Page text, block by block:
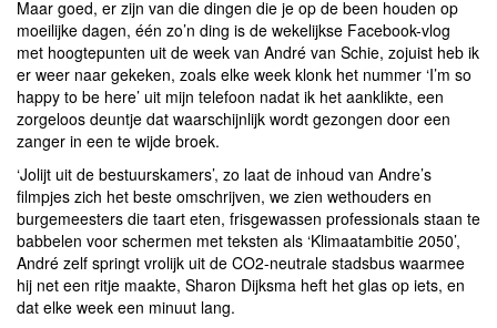
Maar goed, er zijn van die dingen die je op de been houden op
moeilijke dagen, één zo’n ding is de wekelijkse Facebook-vlog
met hoogtepunten uit de week van André van Schie, zojuist heb ik
er weer naar gekeken, zoals elke week klonk het nummer ‘I’m so
happy to be here’ uit mijn telefoon nadat ik het aanklikte, een
zorgeloos deuntje dat waarschijnlijk wordt gezongen door een
zanger in een te wijde broek.
‘Jolijt uit de bestuurskamers’, zo laat de inhoud van Andre’s
filmpjes zich het beste omschrijven, we zien wethouders en
burgemeesters die taart eten, frisgewassen professionals staan te
babbelen voor schermen met teksten als ‘Klimaatambitie 2050’,
André zelf springt vrolijk uit de CO2-neutrale stadsbus waarmee
hij net een ritje maakte, Sharon Dijksma heft het glas op iets, en
dat elke week een minuut lang.